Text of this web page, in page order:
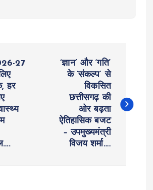
27
हर
‘ज्ञान’ और ‘गति’
के ‘संकल्प’ से
विकसित
छत्तीसगढ़ की
ओर बढ़ता
ऐतिहासिक बजट
– उपमुख्यमंत्री
विजय शर्मा….